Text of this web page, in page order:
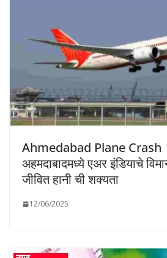
Ahmedabad Plane Crash
अहमदाबादमध्ये एअर इंडियाचे
जीवित हानी ची शक्यता
12/06/2025